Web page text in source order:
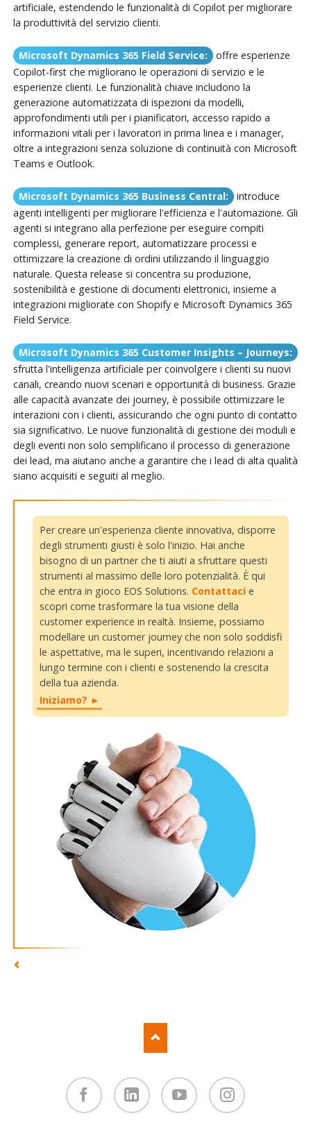
artificiale, estendendo le funzionalità di Copilot per migliorare
la produttività del servizio clienti.
Microsoft Dynamics 365 Field Service: offre esperienze
Copilot-first che migliorano le operazioni di servizio e le
esperienze clienti. Le funzionalità chiave includono la
generazione automatizzata di ispezioni da modelli,
approfondimenti utili per i pianificatori, accesso rapido a
informazioni vitali per i lavoratori in prima linea e i manager,
oltre a integrazioni senza soluzione di continuità con Microsoft
Teams e Outlook.
Microsoft Dynamics 365 Business Central: introduce
agenti intelligenti per migliorare l'efficienza e l'automazione. Gli
agenti si integrano alla perfezione per eseguire compiti
complessi, generare report, automatizzare processi e
ottimizzare la creazione di ordini utilizzando il linguaggio
naturale. Questa release si concentra su produzione,
sostenibilità e gestione di documenti elettronici, insieme a
integrazioni migliorate con Shopify e Microsoft Dynamics 365
Field Service.
Microsoft Dynamics 365 Customer Insights – Journeys:
sfrutta l'intelligenza artificiale per coinvolgere i clienti su nuovi
canali, creando nuovi scenari e opportunità di business. Grazie
alle capacità avanzate dei journey, è possibile ottimizzare le
interazioni con i clienti, assicurando che ogni punto di contatto
sia significativo. Le nuove funzionalità di gestione dei moduli e
degli eventi non solo semplificano il processo di generazione
dei lead, ma aiutano anche a garantire che i lead di alta qualità
siano acquisiti e seguiti al meglio.
Per creare un'esperienza cliente innovativa, disporre
degli strumenti giusti è solo l'inizio. Hai anche
bisogno di un partner che ti aiuti a sfruttare questi
strumenti al massimo delle loro potenzialità. È qui
che entra in gioco EOS Solutions. Contattacie
scopri come trasformare la tua visione della
customer experience in realtà. Insieme, possiamo
modellare un customer journey che non solo soddisfi
le aspettative, ma le superi, incentivando relazioni a
lungo termine con i clienti e sostenendo la crescita
della tua azienda.
Iniziamo? ►